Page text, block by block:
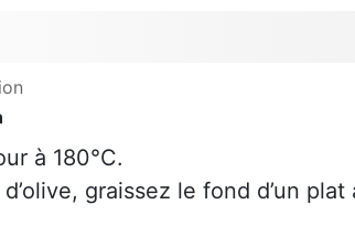
à 180°C.
graissez le fond d’un